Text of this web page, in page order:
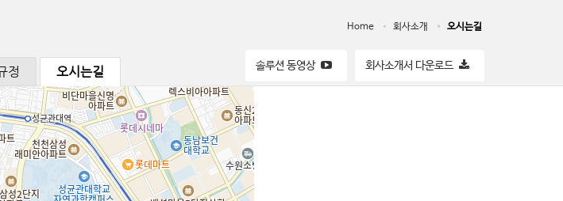
Home 회사소개 오시는길
정 오시는길 회사소개서 다운로드
솔루션 동영상